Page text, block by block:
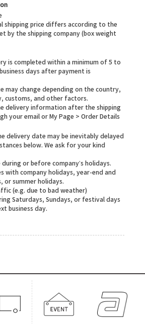
shipping price differs according to the
by the shipping company (box weight
is completed within a minimum of 5 to
days after payment is
may change depending on the country,
customs, and other factors.
delivery information after the shipping
your email or My Page > Order Details
delivery date may be inevitably delayed
below. We ask for your kind
or before company’s holidays.
with company holidays, year-end and
or summer holidays.
(e.g. due to bad weather)
Saturdays, Sundays, or festival days
business day.